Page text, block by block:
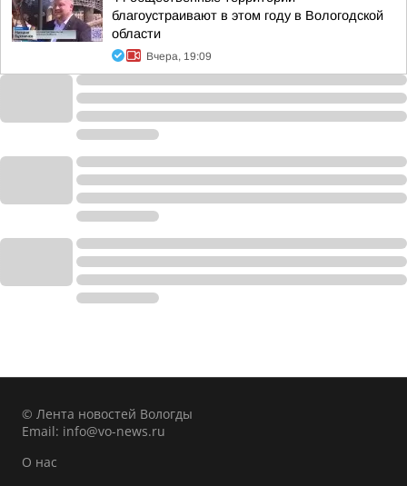
благоустраивают в этом году в Вологодской
области
Вчера, 19:09
© Лента новостей Вологды
Email: info@vo-news.ru
О нас